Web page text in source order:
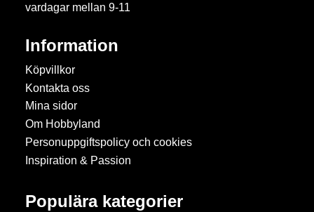
vardagar mellan 9-11
Information
Köpvillkor
Kontakta oss
Mina sidor
Om Hobbyland
Personuppgiftspolicy och cookies
Inspiration & Passion
Populära kategorier